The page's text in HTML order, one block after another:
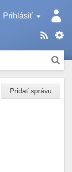
Prihlásiť
Pridať správu